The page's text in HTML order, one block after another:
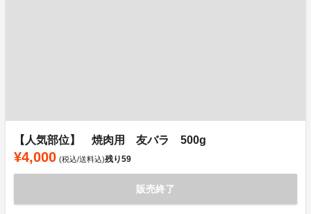
【人気部位】 焼肉用 友バラ 500g
¥4,000 (税込/送料込)残り59
販売終了